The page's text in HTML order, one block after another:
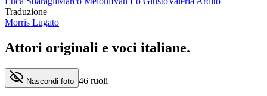
Traduzione
Morris Lugato
Attori originali e voci italiane.
Nascondi foto 46 ruoli